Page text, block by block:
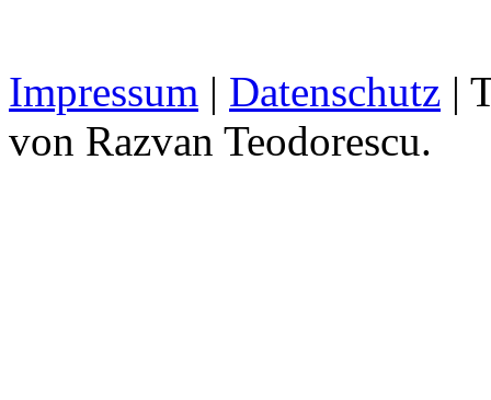
Impressum | Datenschutz |
von Razvan Teodorescu.